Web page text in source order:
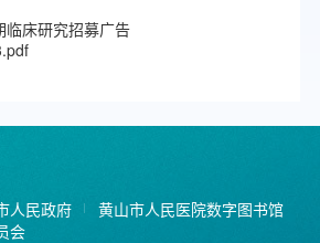
临床研究招募广告
人民政府
黄山市人民医院数字图书馆
会